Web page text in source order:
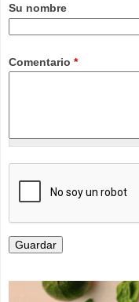
Su nombre
Comentario *